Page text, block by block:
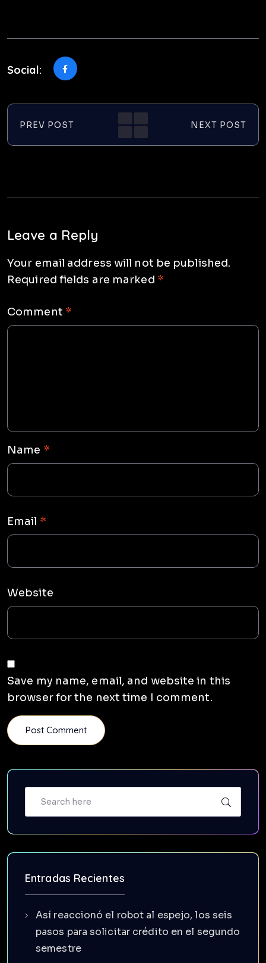
Social:
PREV POST NEXT POST
Leave a Reply
Your email address will not be published.
Required fields are marked *
Comment *
Name *
Email *
Website
Save my name, email, and website in this
browser for the next time I comment.
Entradas Recientes
Así reaccionó el robot al espejo, los seis
pasos para solicitar crédito en el segundo
semestre